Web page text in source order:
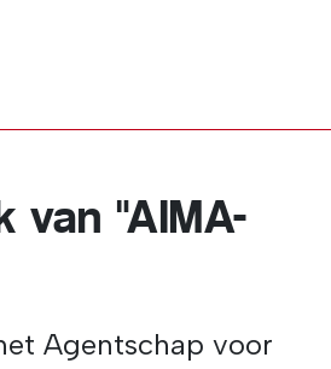
"AIMA-
Agentschap voor